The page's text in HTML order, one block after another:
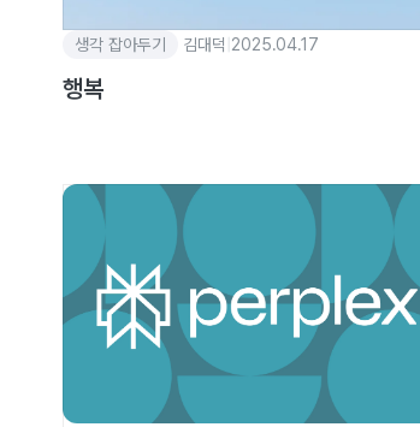
생각 잡아두기 김대덕 2025.04.17
행복